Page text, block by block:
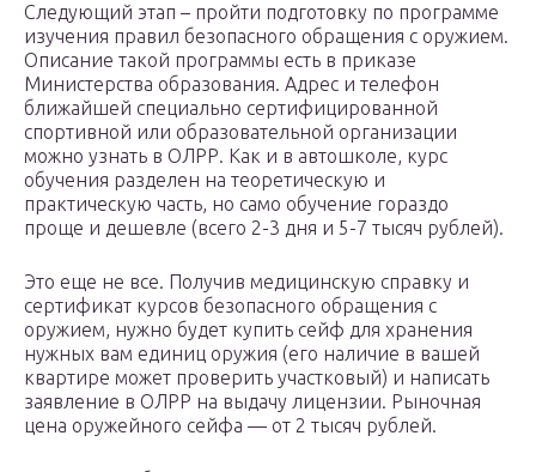
Следующий этап – пройти подготовку по программе
изучения правил безопасного обращения с оружием.
Описание такой программы есть в приказе
Министерства образования. Адрес и телефон
ближайшей специально сертифицированной
спортивной или образовательной организации
можно узнать в ОЛРР. Как и в автошколе, курс
обучения разделен на теоретическую и
практическую часть, но само обучение гораздо
проще и дешевле (всего 2-3 дня и 5-7 тысяч рублей).
Это еще не все. Получив медицинскую справку и
сертификат курсов безопасного обращения с
оружием, нужно будет купить сейф для хранения
нужных вам единиц оружия (его наличие в вашей
квартире может проверить участковый) и написать
заявление в ОЛРР на выдачу лицензии. Рыночная
цена оружейного сейфа — от 2 тысяч рублей.